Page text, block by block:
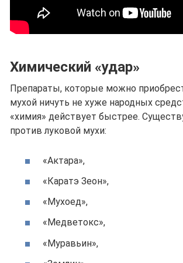
Химический «удар»
Препараты, которые можно
мухой ничуть не хуже народных
«химия» действует быстрее.
против луковой мухи:
«Актара»,
«Каратэ Зеон»,
«Мухоед»,
«Медветокс»,
«Муравьин»,